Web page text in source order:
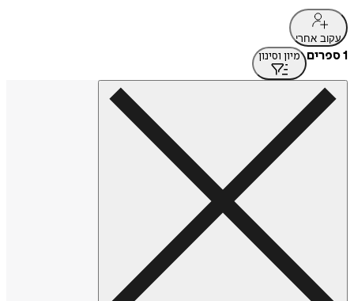
עקוב אחרי
1 ספרים מיון וסינון